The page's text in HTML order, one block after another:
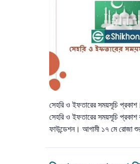
সেহরি ও ইফতারের সময়সূচি
সেহরি ও ইফতারের সময়সূচি প্রকাশ
ফাউন্ডেশন। আগামী ১৭ মে রোজা